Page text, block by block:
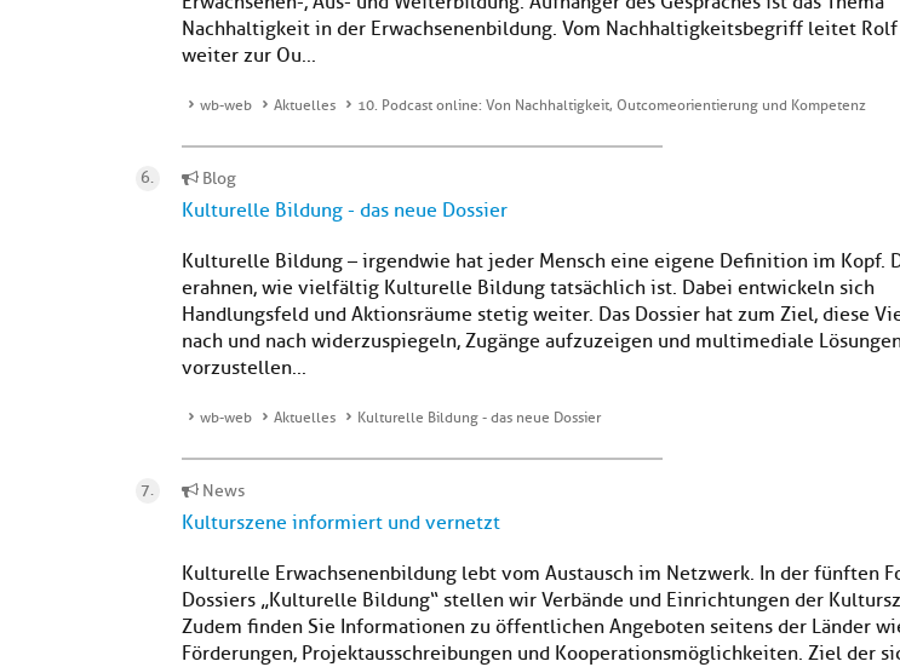
Nachhaltigkeit in der Erwachsenenbildung. Vom Nachhaltigkeitsbegriff leitet
weiter zur Ou...
wb-web Aktuelles 10. Podcast online: Von Nachhaltigkeit, Outcomeorientierung und Kompetenz
Blog
Kulturelle Bildung - das neue Dossier
Kulturelle Bildung – irgendwie hat jeder Mensch eine eigene Definition im Kopf.
erahnen, wie vielfältig Kulturelle Bildung tatsächlich ist. Dabei entwickeln sich
Handlungsfeld und Aktionsräume stetig weiter. Das Dossier hat zum Ziel, diese
nach und nach widerzuspiegeln, Zugänge aufzuzeigen und multimediale
vorzustellen...
wb-web Aktuelles Kulturelle Bildung - das neue Dossier
News
Kulturszene informiert und vernetzt
Kulturelle Erwachsenenbildung lebt vom Austausch im Netzwerk. In der fünften
Dossiers „Kulturelle Bildung“ stellen wir Verbände und Einrichtungen der
Zudem finden Sie Informationen zu öffentlichen Angeboten seitens der Länder
Förderungen, Projektausschreibungen und Kooperationsmöglichkeiten. Ziel der